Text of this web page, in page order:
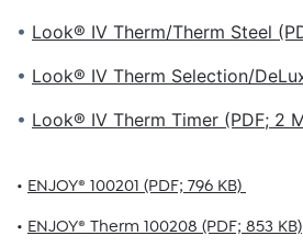
• Look® IV Therm/Therm Steel
• Look® IV Therm Selection/
• Look® IV Therm Timer (PDF; 2
• ENJOY® 100201 (PDF; 796 KB)
• ENJOY® Therm 100208 (PDF; 853 KB)